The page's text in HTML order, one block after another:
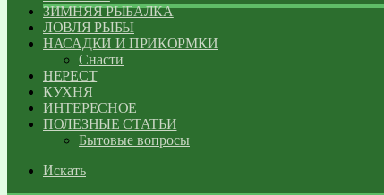
ЗИМНЯЯ РЫБАЛКА
ЛОВЛЯ РЫБЫ
НАСАДКИ И ПРИКОРМКИ
Снасти
НЕРЕСТ
КУХНЯ
ИНТЕРЕСНОЕ
ПОЛЕЗНЫЕ СТАТЬИ
Бытовые вопросы
Искать